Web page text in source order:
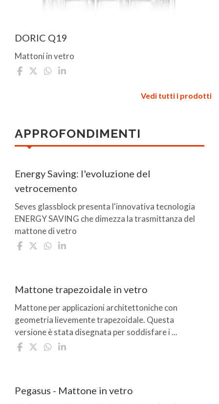
DORIC Q19
Mattoni in vetro
Vedi tutti i prodotti
APPROFONDIMENTI
Energy Saving: l'evoluzione del
vetrocemento
Seves glassblock presenta l'innovativa tecnologia
ENERGY SAVING che dimezza la trasmittanza del
mattone di vetro
Mattone trapezoidale in vetro
Mattone per applicazioni architettoniche con
geometria lievemente trapezoidale. Questa
versione è stata disegnata per soddisfare i ...
Pegasus - Mattone in vetro